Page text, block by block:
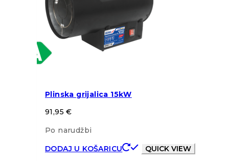
Plinska grijalica 15kW
91,95€
Po narudžbi
DODAJ U KOŠARICU
QUICK VIEW